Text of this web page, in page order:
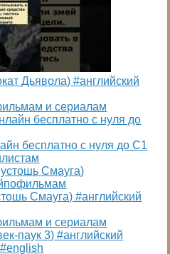
Дьявола) #английский
и сериалам
бесплатно с нуля до С1
Смауга) #английский
и сериалам